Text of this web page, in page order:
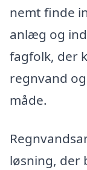
nemt finde
anlæg og
fagfolk, der
regnvand
måde.
løsning, der